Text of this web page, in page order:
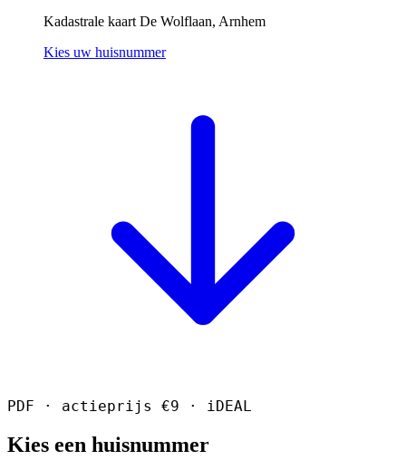
Kadastrale kaart De Wolflaan, Arnhem
Kies uw huisnummer
PDF · actieprijs €9 · iDEAL
Kies een huisnummer